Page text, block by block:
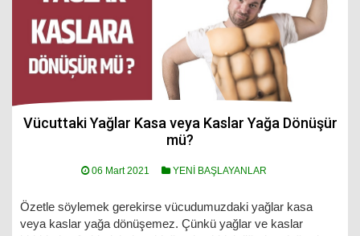
Vücuttaki Yağlar Kasa veya Kaslar Yağa Dönüşür
mü?
06 Mart 2021 YENİ BAŞLAYANLAR
Özetle söylemek gerekirse vücudumuzdaki yağlar kasa
veya kaslar yağa dönüşemez. Çünkü yağlar ve kaslar